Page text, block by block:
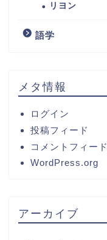
リヨン
語学
メタ情報
ログイン
投稿フィード
コメントフィード
WordPress.org
アーカイブ